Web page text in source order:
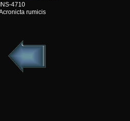
INS-4710
rumicis